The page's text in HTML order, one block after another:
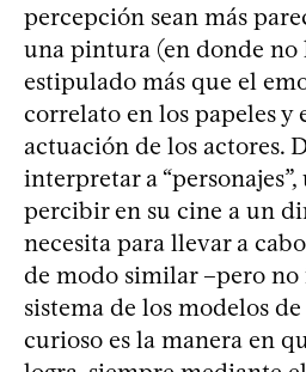
percepción sean más
una pintura (en donde
estipulado más que el
correlato en los papeles y
actuación de los actores.
interpretar a
percibir en su cine a un
necesita para llevar a
de modo similar –pero
sistema de los modelos
curioso es la manera en